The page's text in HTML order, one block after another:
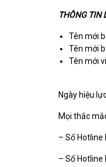
THÔNG TIN
Tên mới
Tên mới
Tên mới
Ngày hiệu
Mọi thắc
– Số Hotline
– Số Hotline